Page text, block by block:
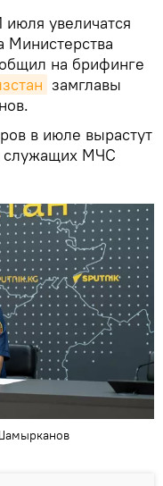
июля увеличатся
Министерства
на брифинге
замглавы
в июле вырастут
служащих МЧС